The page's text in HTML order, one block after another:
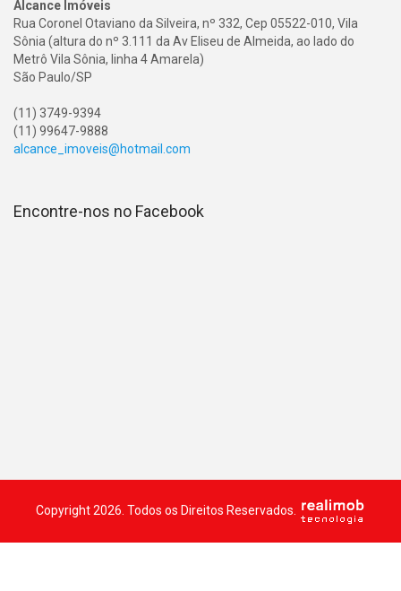
Alcance Imóveis
Rua Coronel Otaviano da Silveira, nº 332, Cep 05522-010, Vila
Sônia (altura do nº 3.111 da Av Eliseu de Almeida, ao lado do
Metrô Vila Sônia, linha 4 Amarela)
São Paulo/SP
(11) 3749-9394
(11) 99647-9888
alcance_imoveis@hotmail.com
Encontre-nos no Facebook
Copyright 2026. Todos os Direitos Reservados.